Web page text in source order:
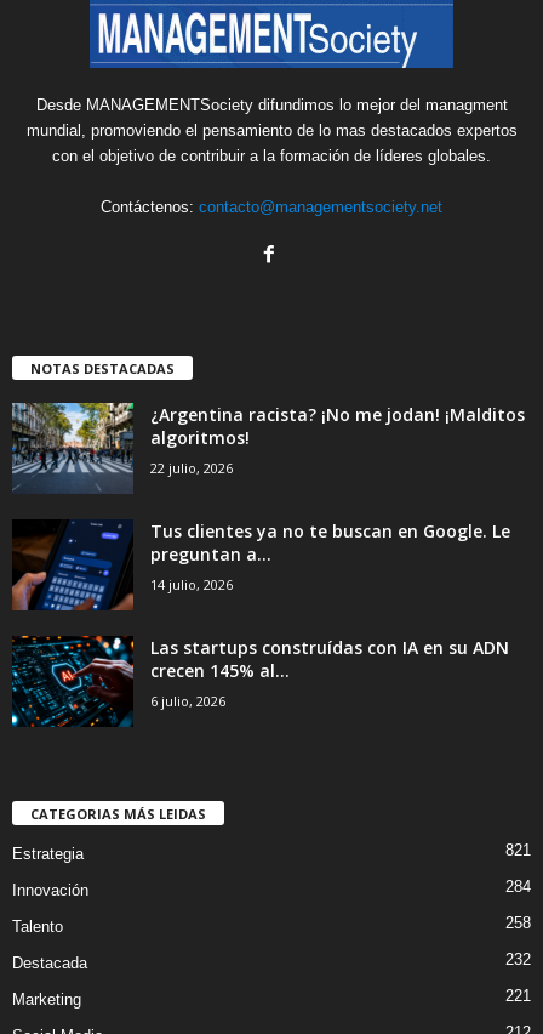
Desde MANAGEMENTSociety difundimos lo mejor del managment
mundial, promoviendo el pensamiento de lo mas destacados expertos
con el objetivo de contribuir a la formación de líderes globales.
Contáctenos: contacto@managementsociety.net
NOTAS DESTACADAS
¿Argentina racista? ¡No me jodan! ¡Malditos
algoritmos!
22 julio, 2026
Tus clientes ya no te buscan en Google. Le
preguntan a...
14 julio, 2026
Las startups construídas con IA en su ADN
crecen 145% al...
6 julio, 2026
CATEGORIAS MÁS LEIDAS
Estrategia 821
Innovación 284
Talento 258
Destacada 232
Marketing 221